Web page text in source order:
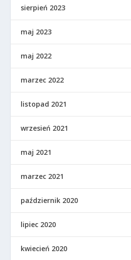
sierpień 2023
maj 2023
maj 2022
marzec 2022
listopad 2021
wrzesień 2021
maj 2021
marzec 2021
październik 2020
lipiec 2020
kwiecień 2020